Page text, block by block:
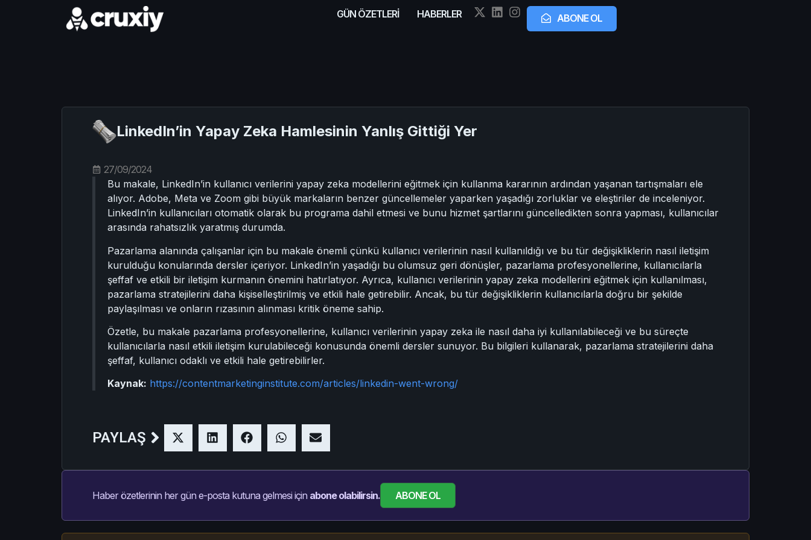
GÜN ÖZETLERİ HABERLER ABONE OL
LinkedIn’in Yapay Zeka Hamlesinin Yanlış Gittiği Yer
27/09/2024
Bu makale, LinkedIn’in kullanıcı verilerini yapay zeka modellerini eğitmek için kullanma kararının ardından yaşanan tartışmaları ele
alıyor. Adobe, Meta ve Zoom gibi büyük markaların benzer güncellemeler yaparken yaşadığı zorluklar ve eleştiriler de inceleniyor.
LinkedIn’in kullanıcıları otomatik olarak bu programa dahil etmesi ve bunu hizmet şartlarını güncelledikten sonra yapması, kullanıcılar
arasında rahatsızlık yaratmış durumda.
Pazarlama alanında çalışanlar için bu makale önemli çünkü kullanıcı verilerinin nasıl kullanıldığı ve bu tür değişikliklerin nasıl iletişim
kurulduğu konularında dersler içeriyor. LinkedIn’in yaşadığı bu olumsuz geri dönüşler, pazarlama profesyonellerine, kullanıcılarla
şeffaf ve etkili bir iletişim kurmanın önemini hatırlatıyor. Ayrıca, kullanıcı verilerinin yapay zeka modellerini eğitmek için kullanılması,
pazarlama stratejilerini daha kişiselleştirilmiş ve etkili hale getirebilir. Ancak, bu tür değişikliklerin kullanıcılarla doğru bir şekilde
paylaşılması ve onların rızasının alınması kritik öneme sahip.
Özetle, bu makale pazarlama profesyonellerine, kullanıcı verilerinin yapay zeka ile nasıl daha iyi kullanılabileceği ve bu süreçte
kullanıcılarla nasıl etkili iletişim kurulabileceği konusunda önemli dersler sunuyor. Bu bilgileri kullanarak, pazarlama stratejilerini daha
şeffaf, kullanıcı odaklı ve etkili hale getirebilirler.
Kaynak: https://contentmarketinginstitute.com/articles/linkedin-went-wrong/
PAYLAŞ
Haber özetlerinin her gün e-posta kutuna gelmesi için abone olabilirsin. ABONE OL